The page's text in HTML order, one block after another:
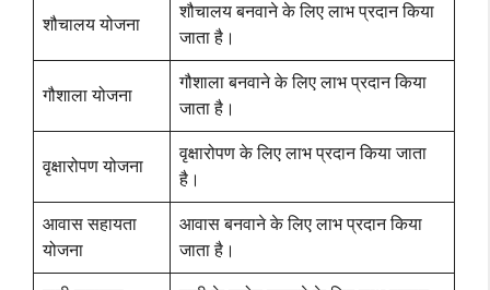
शौचालय योजना
शौचालय बनवाने के लिए लाभ प्रदान किया
जाता है।
गौशाला योजना
गौशाला बनवाने के लिए लाभ प्रदान किया
जाता है।
वृक्षारोपण योजना
वृक्षारोपण के लिए लाभ प्रदान किया जाता
है।
आवास सहायता
योजना
आवास बनवाने के लिए लाभ प्रदान किया
जाता है।